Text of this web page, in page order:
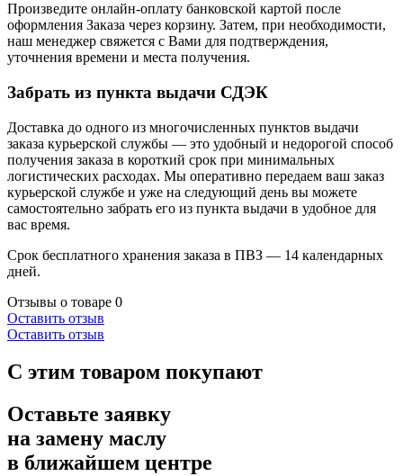
Произведите онлайн-оплату банковской картой после
оформления Заказа через корзину. Затем, при необходимости,
наш менеджер свяжется с Вами для подтверждения,
уточнения времени и места получения.
Забрать из пункта выдачи СДЭК
Доставка до одного из многочисленных пунктов выдачи
заказа курьерской службы — это удобный и недорогой способ
получения заказа в короткий срок при минимальных
логистических расходах. Мы оперативно передаем ваш заказ
курьерской службе и уже на следующий день вы можете
самостоятельно забрать его из пункта выдачи в удобное для
вас время.
Срок бесплатного хранения заказа в ПВЗ — 14 календарных
дней.
Отзывы о товаре 0
Оставить отзыв
Оставить отзыв
С этим товаром покупают
Оставьте заявку
на замену маслу
в ближайшем центре